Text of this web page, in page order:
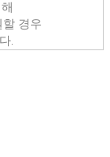
경우
.